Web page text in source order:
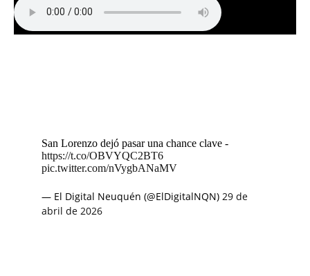
San Lorenzo dejó pasar una chance clave -
https://t.co/OBVYQC2BT6
pic.twitter.com/nVygbANaMV
— El Digital Neuquén (@ElDigitalNQN) 29 de
abril de 2026